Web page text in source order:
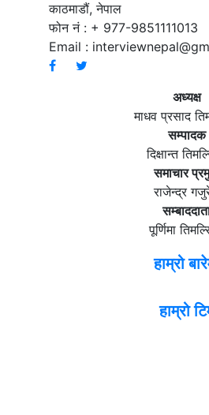
काठमाडौं, नेपाल
फोन नं : + 977-9851111013
Email :
अध्यक्ष
माधव प्रसाद
सम्पादक
दिक्षान्त
समाचार
राजेन्द्र
पूर्णिमा
हाम्रो
हाम्रो